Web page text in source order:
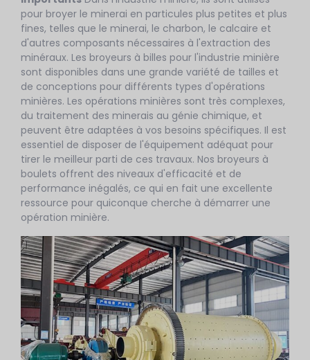
pour broyer le minerai en particules plus petites et plus
fines, telles que le minerai, le charbon, le calcaire et
d'autres composants nécessaires à l'extraction des
minéraux. Les broyeurs à billes pour l'industrie minière
sont disponibles dans une grande variété de tailles et
de conceptions pour différents types d'opérations
minières. Les opérations minières sont très complexes,
du traitement des minerais au génie chimique, et
peuvent être adaptées à vos besoins spécifiques. Il est
essentiel de disposer de l'équipement adéquat pour
tirer le meilleur parti de ces travaux. Nos broyeurs à
boulets offrent des niveaux d'efficacité et de
performance inégalés, ce qui en fait une excellente
ressource pour quiconque cherche à démarrer une
opération minière.